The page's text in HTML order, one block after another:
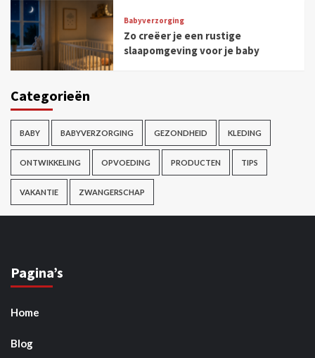
Babyverzorging
Zo creëer je een rustige
slaapomgeving voor je baby
Categorieën
BABY BABYVERZORGING GEZONDHEID KLEDING
ONTWIKKELING OPVOEDING PRODUCTEN TIPS
VAKANTIE ZWANGERSCHAP
Pagina’s
Home
Blog